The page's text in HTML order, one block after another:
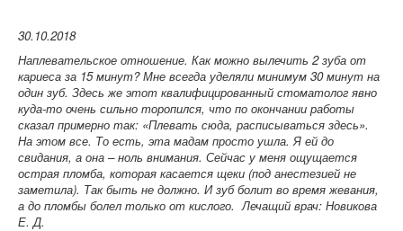
30.10.2018
Наплевательское отношение. Как можно вылечить 2 зуба от
кариеса за 15 минут? Мне всегда уделяли минимум 30 минут на
один зуб. Здесь же этот квалифицированный стоматолог явно
куда-то очень сильно торопился, что по окончании работы
сказал примерно так: «Плевать сюда, расписываться здесь».
На этом все. То есть, эта мадам просто ушла. Я ей до
свидания, а она – ноль внимания. Сейчас у меня ощущается
острая пломба, которая касается щеки (под анестезией не
заметила). Так быть не должно. И зуб болит во время жевания,
а до пломбы болел только от кислого.Лечащий врач: Новикова
Е. Д.